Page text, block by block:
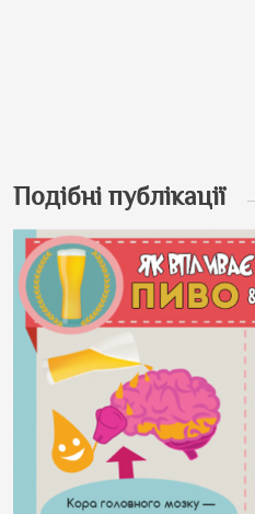
Подібні публікації